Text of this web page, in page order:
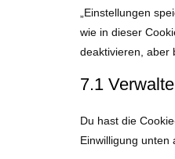
„Einstellungen
wie in dieser
deaktivieren, aber
7.1
Du hast die
Einwilligung unten